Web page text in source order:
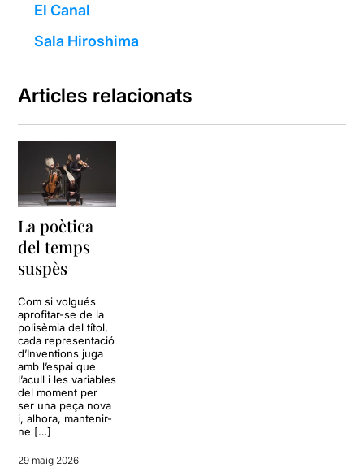
El Canal
Sala Hiroshima
Articles relacionats
La poètica
del temps
suspès
Com si volgués
aprofitar-se de la
polisèmia del títol,
cada representació
d’Inventions juga
amb l’espai que
l’acull i les variables
del moment per
ser una peça nova
i, alhora, mantenir-
ne […]
29 maig 2026